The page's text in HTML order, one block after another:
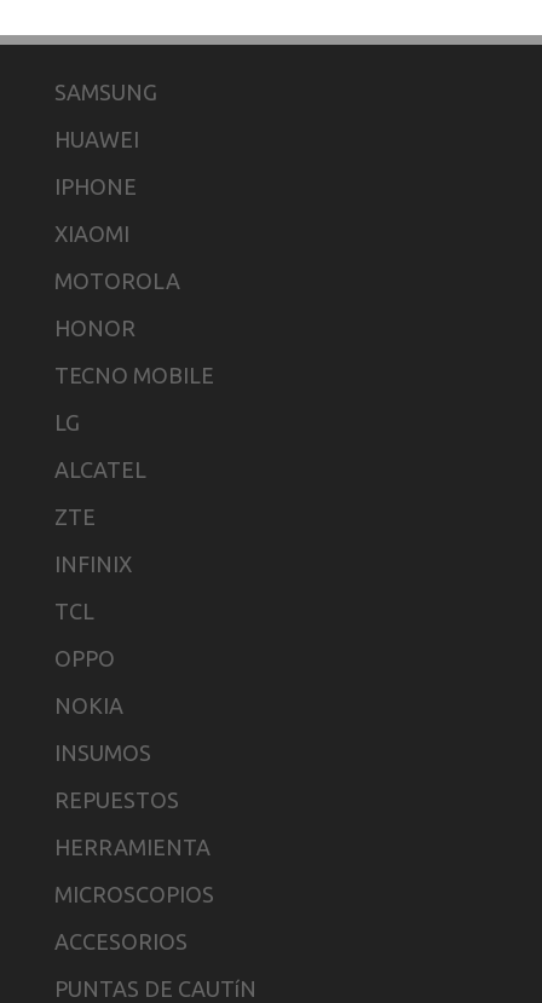
SAMSUNG
HUAWEI
IPHONE
XIAOMI
MOTOROLA
HONOR
TECNO MOBILE
LG
ALCATEL
ZTE
INFINIX
TCL
OPPO
NOKIA
INSUMOS
REPUESTOS
HERRAMIENTA
MICROSCOPIOS
ACCESORIOS
PUNTAS DE CAUTíN